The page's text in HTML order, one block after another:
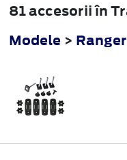
81 accesorii în
Modele >